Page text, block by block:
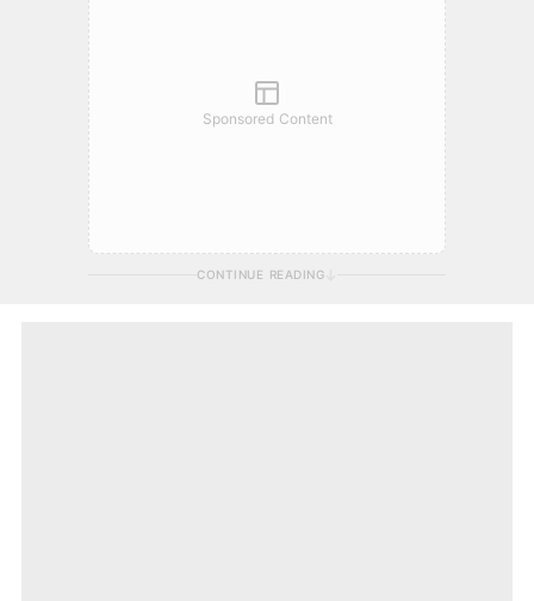
Sponsored Content
CONTINUE READING